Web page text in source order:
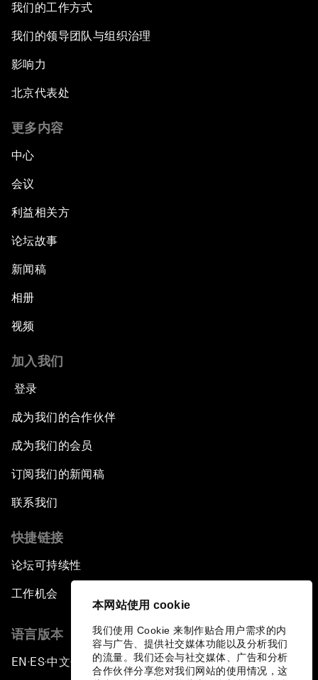
本网站使用 cookie
我们使用 Cookie 来制作贴合用户需求的内
容与广告、提供社交媒体功能以及分析我们
的流量。我们还会与社交媒体、广告和分析
合作伙伴分享您对我们网站的使用情况，这
我们的工作方式
我们的领导团队与组织治理
影响力
北京代表处
更多内容
中心
会议
利益相关方
论坛故事
新闻稿
相册
视频
加入我们
登录
成为我们的合作伙伴
成为我们的会员
订阅我们的新闻稿
联系我们
快捷链接
论坛可持续性
工作机会
语言版本
EN ▪ ES▪中文▪ 日本語